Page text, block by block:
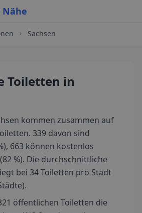
Sachsen
Toiletten in
kommen zusammen auf
339 davon sind
663 können kostenlos
%). Die durchschnittliche
bei 34 Toiletten pro Stadt
öffentlichen Toiletten die